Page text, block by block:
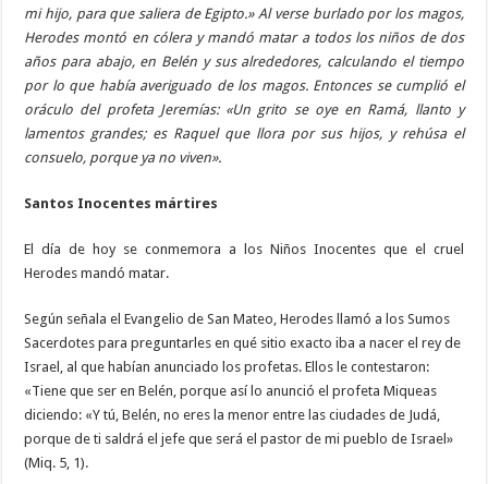
mi hijo, para que saliera de Egipto.» Al verse burlado por los magos,
Herodes montó en cólera y mandó matar a todos los niños de dos
años para abajo, en Belén y sus alrededores, calculando el tiempo
por lo que había averiguado de los magos. Entonces se cumplió el
oráculo del profeta Jeremías: «Un grito se oye en Ramá, llanto y
lamentos grandes; es Raquel que llora por sus hijos, y rehúsa el
consuelo, porque ya no viven».
Santos Inocentes mártires
El día de hoy se conmemora a los Niños Inocentes que el cruel
Herodes mandó matar.
Según señala el Evangelio de San Mateo, Herodes llamó a los Sumos
Sacerdotes para preguntarles en qué sitio exacto iba a nacer el rey de
Israel, al que habían anunciado los profetas. Ellos le contestaron:
«Tiene que ser en Belén, porque así lo anunció el profeta Miqueas
diciendo: «Y tú, Belén, no eres la menor entre las ciudades de Judá,
porque de ti saldrá el jefe que será el pastor de mi pueblo de Israel»
(Miq. 5, 1).